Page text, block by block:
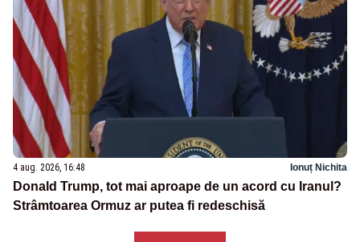
4 aug. 2026, 16:48 Ionuț Nichita
Donald Trump, tot mai aproape de un acord cu Iranul?
Strâmtoarea Ormuz ar putea fi redeschisă